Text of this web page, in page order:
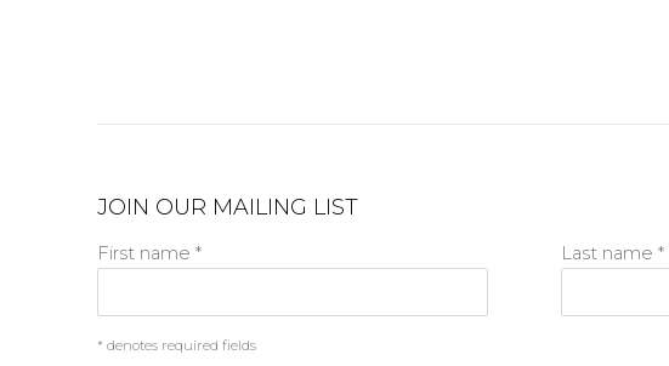
JOIN OUR MAILING LIST
First name * Last name *
* denotes required fields